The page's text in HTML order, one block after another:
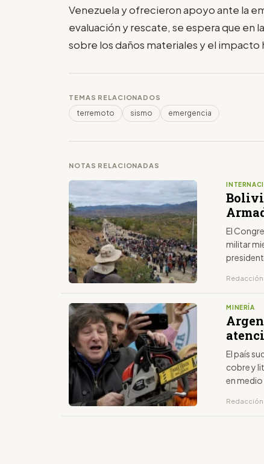
Venezuela y ofrecieron apoyo ante la
evaluación y rescate, se espera que en
sobre los daños materiales y el
TEMAS RELACIONADOS
terremoto sismo emergencia
NOTAS RELACIONADAS
El
militar
Redacción
MINERÍA
El país
cobre y
en
Redacción